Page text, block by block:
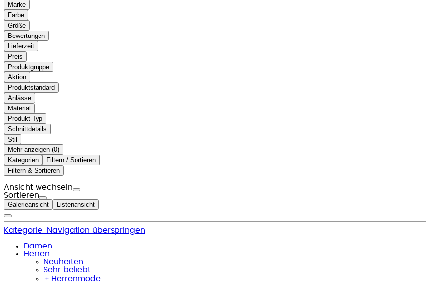
Marke
Farbe
Größe
Bewertungen
Lieferzeit
Preis
Produktgruppe
Aktion
Produktstandard
Anlässe
Material
Produkt-Typ
Schnittdetails
Stil
Mehr anzeigen ( )
Kategorien
Filtern / Sortieren
Filtern & Sortieren
Ansicht wechseln
Sortieren
Galerieansicht Listenansicht
Kategorie-Navigation überspringen
Damen
Herren
Neuheiten
Sehr beliebt
﹢ Herrenmode